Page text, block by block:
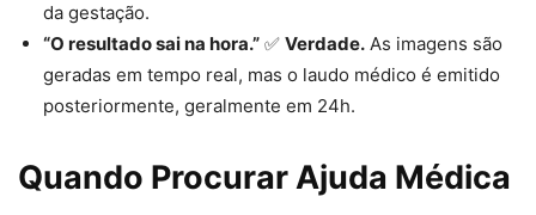
da gestação.
“O resultado sai na hora.” ✅ Verdade. As imagens são
geradas em tempo real, mas o laudo médico é emitido
posteriormente, geralmente em 24h.
Quando Procurar Ajuda Médica